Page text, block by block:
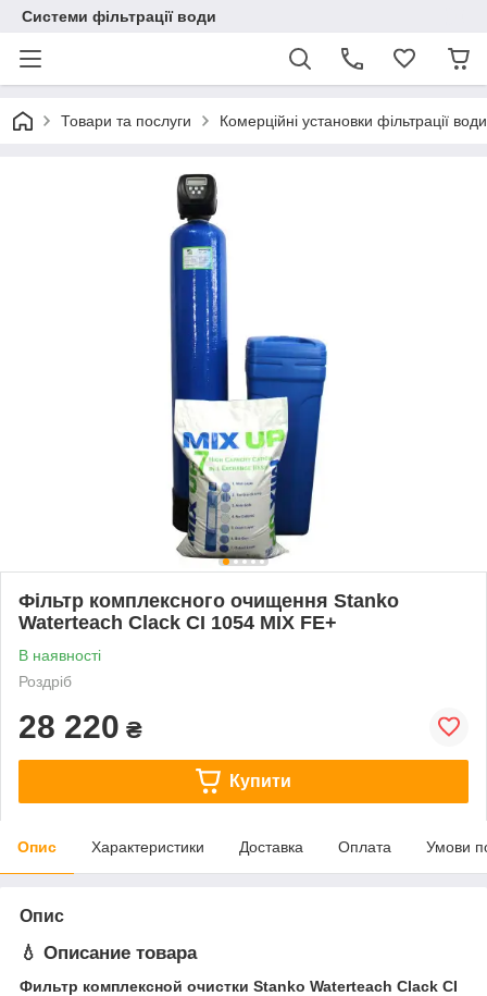
Системи фільтрації води
Товари та послуги Комерційні установки фільтрації води
Фільтр комплексного очищення Stanko
Waterteach Clack CI 1054 MIX FE+
В наявності
Роздріб
28 220 ₴
Купити
Опис Характеристики Доставка Оплата Умови
Опис
💧 Описание товара
Фильтр комплексной очистки Stanko Waterteach Clack CI